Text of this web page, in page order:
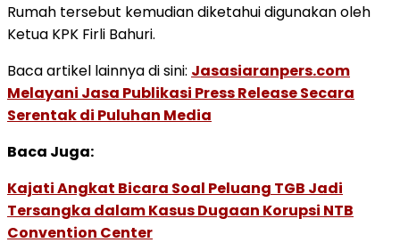
Rumah tersebut kemudian diketahui digunakan oleh
Ketua KPK Firli Bahuri.
Baca artikel lainnya di sini: Jasasiaranpers.com
Melayani Jasa Publikasi Press Release Secara
Serentak di Puluhan Media
Baca Juga:
Kajati Angkat Bicara Soal Peluang TGB Jadi
Tersangka dalam Kasus Dugaan Korupsi NTB
Convention Center